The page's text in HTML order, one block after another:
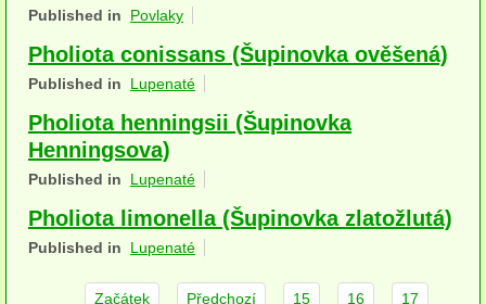
koprofilní
lichenizované
muscikolni
herbikolní-dvouděložné
herbikolní-jednoděložné
Published in Povlaky
Pholiota conissans (Šupinovka ověšená)
Published in Lupenaté
Pholiota henningsii (Šupinovka
Henningsova)
Published in Lupenaté
Pholiota limonella (Šupinovka zlatožlutá)
Published in Lupenaté
Začátek Předchozí 15 16
17